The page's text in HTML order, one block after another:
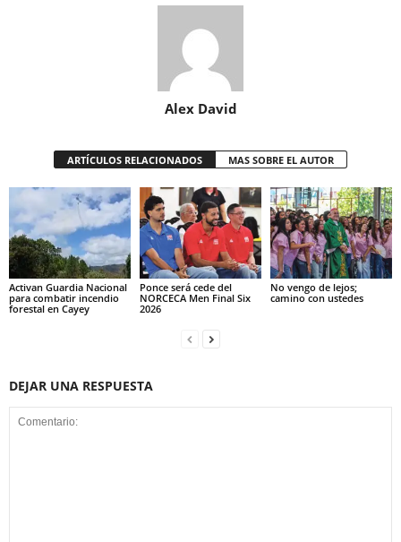
Alex David
ARTÍCULOS RELACIONADOS MAS SOBRE EL AUTOR
Activan Guardia Nacional
para combatir incendio
forestal en Cayey
Ponce será cede del
NORCECA Men Final Six
2026
No vengo de lejos;
camino con ustedes
DEJAR UNA RESPUESTA